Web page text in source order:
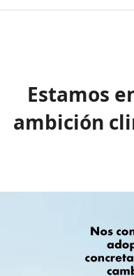
Estamos
ambición